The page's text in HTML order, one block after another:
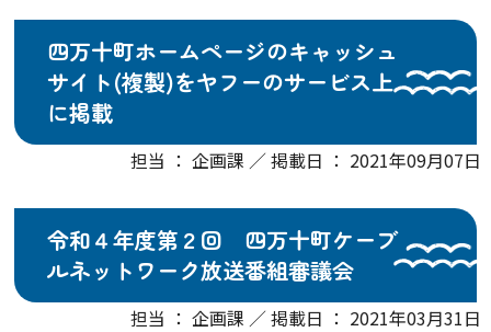
四万十町ホームページのキャッシュ
サイト(複製)をヤフーのサービス上
に掲載
担当 ： 企画課 ／ 掲載日 ： 2021年09月07日
令和４年度第２回 四万十町ケーブ
ルネットワーク放送番組審議会
担当 ： 企画課 ／ 掲載日 ： 2021年03月31日